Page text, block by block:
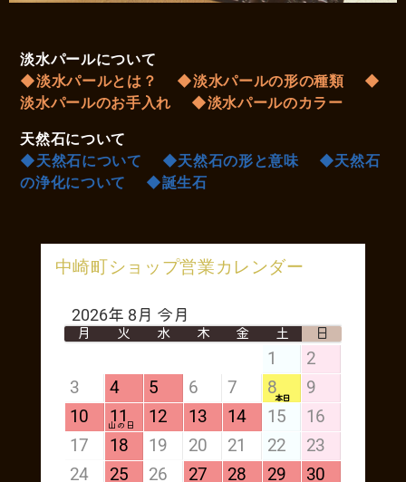
淡水パールについて
◆淡水パールとは？
◆淡水パールの形の種類
◆
淡水パールのお手入れ
◆淡水パールのカラー
天然石について
◆天然石について
◆天然石の形と意味
◆天然石
の浄化について
◆誕生石
中崎町ショップ営業カレンダー